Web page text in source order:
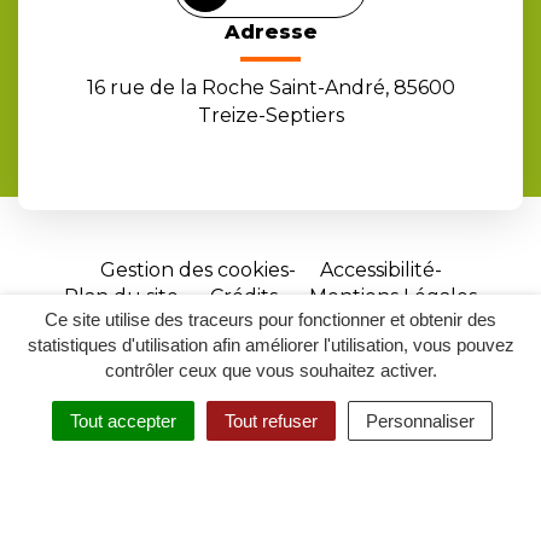
Ce site utilise des traceurs pour fonctionner et obtenir des
statistiques d'utilisation afin améliorer l'utilisation, vous pouvez
contrôler ceux que vous souhaitez activer.
Tout accepter Tout refuser Personnaliser
RECHERCHER
ACCESSIBILITÉ
Adresse
16 rue de la Roche Saint-André, 85600
Treize-Septiers
Gestion des cookies
Accessibilité
Plan du site
Crédits
Mentions Légales
Site
réalisé
par
Inovagora